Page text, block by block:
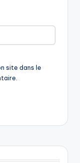
site dans le